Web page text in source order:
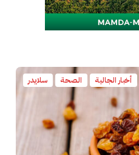
أخبار الجالية الصحة سلايدر